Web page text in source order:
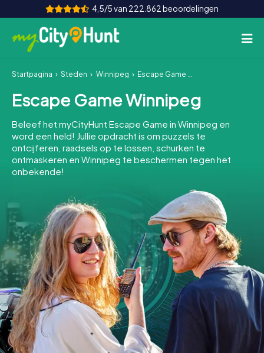
4,5/5 van 222.862 beoordelingen
Hoe het werkt
Steden
Tours
Teamevenement
INT AT CH
DE
ES
FR UK
IE
IT
NL
Boek tickets
Koop cadeaubonnen
Startpagina Steden Winnipeg Escape Game Winnipeg
Escape Game Winnipeg
Beleef het myCityHunt Escape Game in Winnipeg en
word een held! Jullie opdracht is om puzzels te
ontcijferen, raadsels op te lossen, schurken te
ontmaskeren en Winnipeg te beschermen tegen het
onbekende!